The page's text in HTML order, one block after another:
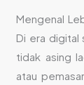
Mengenal
Di era digital
tidak asing
atau